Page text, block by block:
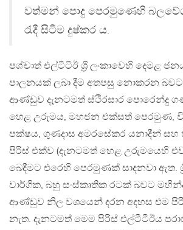
වත්මන් පොදු පෙරමුණෙහි
රැදී සිටීම දුෂ්කර ය.
පශ්චාත් එල්ටීටීඊ ශ්‍රී ලංකාවෙහි දෙමළ
පාලනයක් ලබා දීම අතපසු නොකරන
ආණ්ඩුව දැනටමත් ස්ථිරසාර පොරෙන්දු
හෙළ උරුමය, මහජන එක්සත් පෙරමුණ,
පක්ෂය, ගුණදාස අමරසේකර යනාදීන් සහ
පිරිස් එක්ව (දැනටමත් හෙළ උරුමයෙහි
බෙදීමට එරෙහි පෙරමුණක් සාදනවා ඇත.
වාර්ගික, බහු සංස්කෘතික රටක් බවට
ආණ්ඩුව නිල වශයෙන් දරන අදහස එම
නැත. දැනටමත් මෙම පිරිස් එල්ටීටීඊය